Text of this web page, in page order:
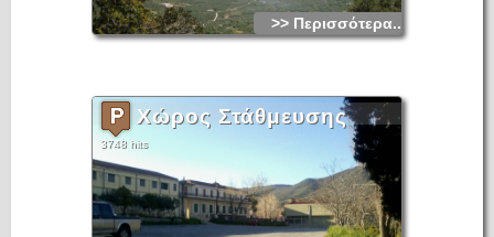
>> Περισσότερα...
Χώρος Στάθμευσης
3748 hits